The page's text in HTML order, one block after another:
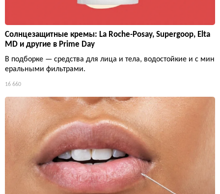
Солнцезащитные кремы: La Roche-Posay, Supergoop, Elta
MD и другие в Prime Day
В подборке — средства для лица и тела, водостойкие и с мин
еральными фильтрами.
16 660